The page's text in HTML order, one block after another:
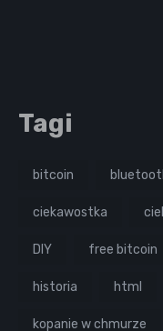
Tagi
bitcoin
ciekawostka
DIY free bitcoin
historia html
kopanie w chmurze